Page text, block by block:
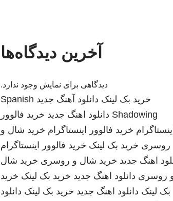
آخرین دیدگاه‌ها
دیدگاهی برای نمایش وجود ندارد.
خرید بک لینک دانلود آهنگ جدید Spanish
Shadowing دانلود اهنگ جدید خرید فالوور
اینستاگرام خرید فالوور اینستاگرام خرید شال و
روسری خرید بک لینک خرید فالوور اینستاگرام
اهنگ جدید خرید شال و روسری خرید شال
روسری دانلود اهنگ جدید خرید بک لینک خرید
بک لینک دانلود اهنگ جدید خرید بک لینک دانلود